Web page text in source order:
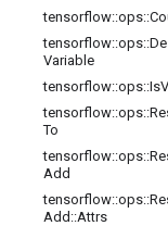
tensorflow::ops::
tensorflow::ops::
Variable
tensorflow::ops::Is
tensorflow::ops::
To
tensorflow::ops::
Add
tensorflow::ops::
Add ::Attrs